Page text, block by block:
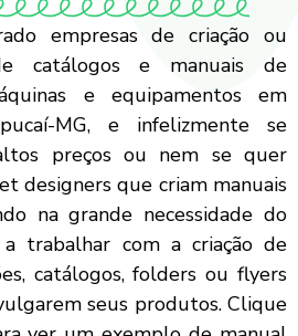
empresas de criação ou
catálogos e manuais de
e equipamentos em
MG, e infelizmente se
preços ou nem se quer
designers que criam manuais
na grande necessidade do
a trabalhar com a criação de
catálogos, folders ou flyers
seus produtos. Clique